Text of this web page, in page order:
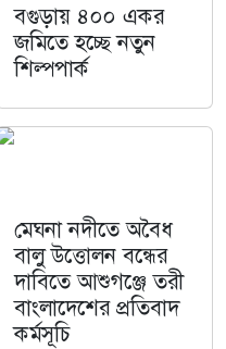
বগুড়ায় ৪০০ একর
জমিতে হচ্ছে নতুন
শিল্পপার্ক
মেঘনা নদীতে অবৈধ
বালু উত্তোলন বন্ধের
দাবিতে আশুগঞ্জে তরী
বাংলাদেশের প্রতিবাদ
কর্মসূচি